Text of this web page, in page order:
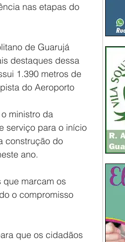
nas etapas do
de Guarujá
destaques dessa
1.390 metros de
do Aeroporto
ministro da
serviço para o início
construção do
ano.
que marcam os
o compromisso
que os cidadãos